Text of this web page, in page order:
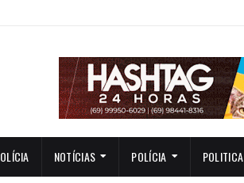
NOTÍCIAS POLÍCIA POLITICA